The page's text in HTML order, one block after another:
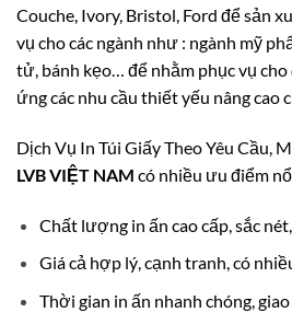
Couche, Ivory, Bristol, Ford để sản
vụ cho các ngành như : ngành mỹ
tử, bánh kẹo… để nhằm phục vụ cho
ứng các nhu cầu thiết yếu nâng cao
Dịch Vụ In Túi Giấy Theo Yêu Cầu,
LVB VIỆT NAM có nhiều ưu điểm
Chất lượng in ấn cao cấp, sắc
Giá cả hợp lý, cạnh tranh, có
Thời gian in ấn nhanh chóng,